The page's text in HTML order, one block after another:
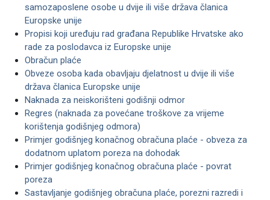
samozaposlene osobe u dvije ili više država članica
Europske unije
Propisi koji uređuju rad građana Republike Hrvatske ako
rade za poslodavca iz Europske unije
Obračun plaće
Obveze osoba kada obavljaju djelatnost u dvije ili više
država članica Europske unije
Naknada za neiskorišteni godišnji odmor
Regres (naknada za povećane troškove za vrijeme
korištenja godišnjeg odmora)
Primjer godišnjeg konačnog obračuna plaće - obveza za
dodatnom uplatom poreza na dohodak
Primjer godišnjeg konačnog obračuna plaće - povrat
poreza
Sastavljanje godišnjeg obračuna plaće, porezni razredi i